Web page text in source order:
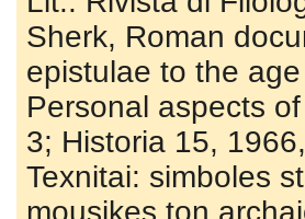
Sherk, Roman
epistulae to the
Personal aspects
3; Historia 15,
Texnitai: simboles
mousikes ton